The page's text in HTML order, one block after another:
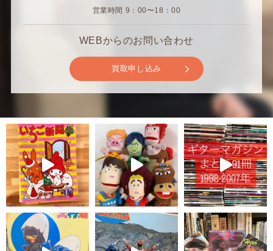
営業時間 9：00〜18：00
WEBからのお問い合わせ
買取申し込み